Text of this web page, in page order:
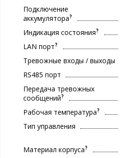
Подключение
аккумулятора?
Индикация состояния?
LAN порт?
Тревожные входы / выходы
RS485 порт
Передача тревожных
сообщений?
Рабочая температура?
Тип управления
Материал корпуса?